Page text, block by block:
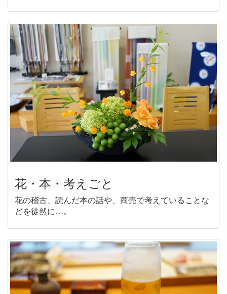
花・本・考えごと
花の稽古、読んだ本の話や、商売で考えていることな
どを徒然に…。